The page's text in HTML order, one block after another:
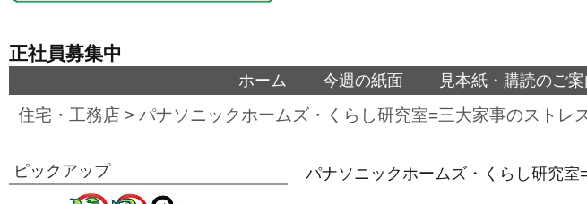
正社員募集中
ホーム 今週の紙面 見本紙・購読のご案
住宅・工務店 > パナソニックホームズ・くらし研究室=三大家事のストレ
パナソニックホームズ・くらし研究
ピックアップ